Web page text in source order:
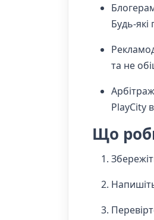
Будь-
та не
PlayCity
Що